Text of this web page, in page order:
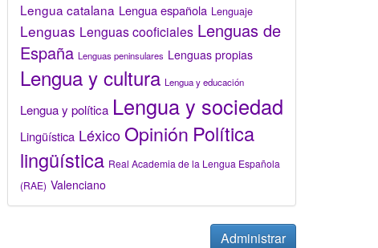
Lengua catalana Lengua española Lenguaje
Lenguas Lenguas cooficiales Lenguas de
España Lenguas peninsulares Lenguas propias
Lengua y cultura Lengua y educación
Lengua y política Lengua y sociedad
Lingüística LéxicoOpinión Política
lingüística Real Academia de la Lengua Española
(RAE) Valenciano
Administrar